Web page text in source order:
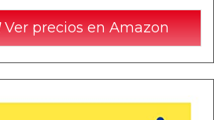
Ver precios en Amazon